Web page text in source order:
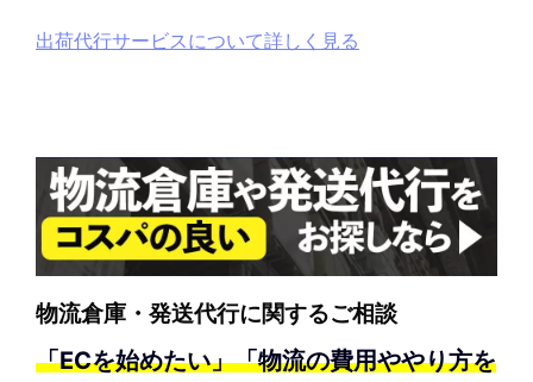
出荷代行サービスについて詳しく見る
物流倉庫・発送代行に関するご相談
「ECを始めたい」「物流の費用ややり方を